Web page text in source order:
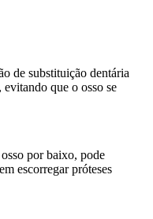
de substituição dentária
que o osso se
por baixo, pode
escorregar próteses